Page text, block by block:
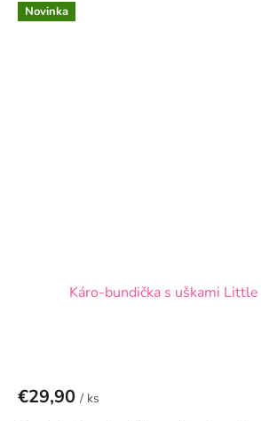
Novinka
Káro-bundička s uškami
€29,90 / ks